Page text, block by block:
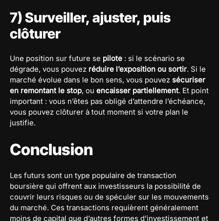
7) Surveiller, ajuster, puis
clôturer
Une position sur future se pilote : si le scénario se
dégrade, vous pouvez réduire l’exposition ou sortir. Si le
marché évolue dans le bon sens, vous pouvez sécuriser
en remontant le stop, ou encaisser partiellement. Et point
important : vous n’êtes pas obligé d’attendre l’échéance,
vous pouvez clôturer à tout moment si votre plan le
justifie.
Conclusion
Les futurs sont un type populaire de transaction
boursière qui offrent aux investisseurs la possibilité de
couvrir leurs risques ou de spéculer sur les mouvements
du marché. Ces transactions requièrent généralement
moins de capital que d’autres formes d’investissement et